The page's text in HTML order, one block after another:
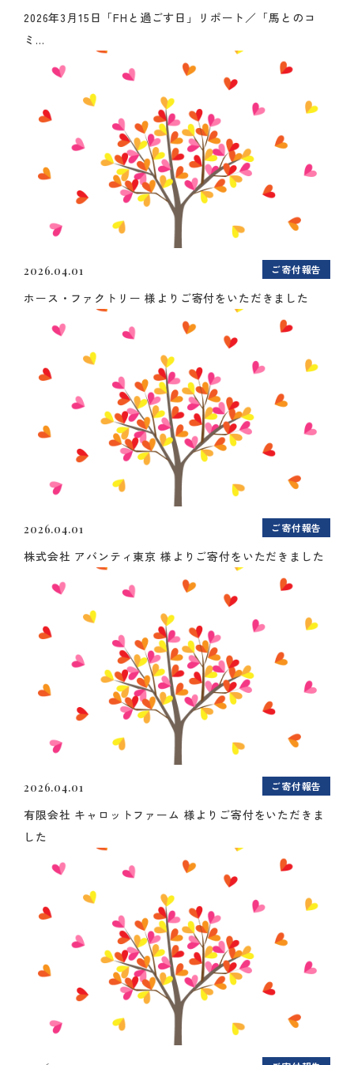
2026年3月15日「FHと過ごす日」リポート／「馬とのコ
ミ...
2026.04.01 ご寄付報告
ホース・ファクトリー 様よりご寄付をいただきました
2026.04.01 ご寄付報告
株式会社 アバンティ東京 様よりご寄付をいただきました
2026.04.01 ご寄付報告
有限会社 キャロットファーム 様よりご寄付をいただきま
した